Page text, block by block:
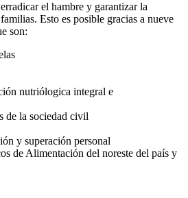
el hambre y garantizar la
Esto es posible gracias a nueve
son:
nutriólogica integral e
de la sociedad civil
y superación personal
de Alimentación del noreste del país y